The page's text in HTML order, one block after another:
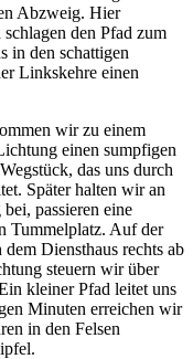
Abzweig. Hier
den Pfad zum
in den schattigen
Linkskehre einen
wir zu einem
einen sumpfigen
das uns durch
Später halten wir an
passieren eine
Tummelplatz. Auf der
Diensthaus rechts ab
steuern wir über
kleiner Pfad leitet uns
Minuten erreichen wir
in den Felsen